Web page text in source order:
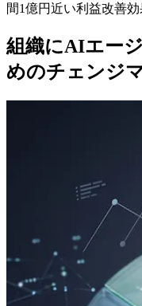
間1億円近い利益改善
組織にAIエー
めのチェンジ